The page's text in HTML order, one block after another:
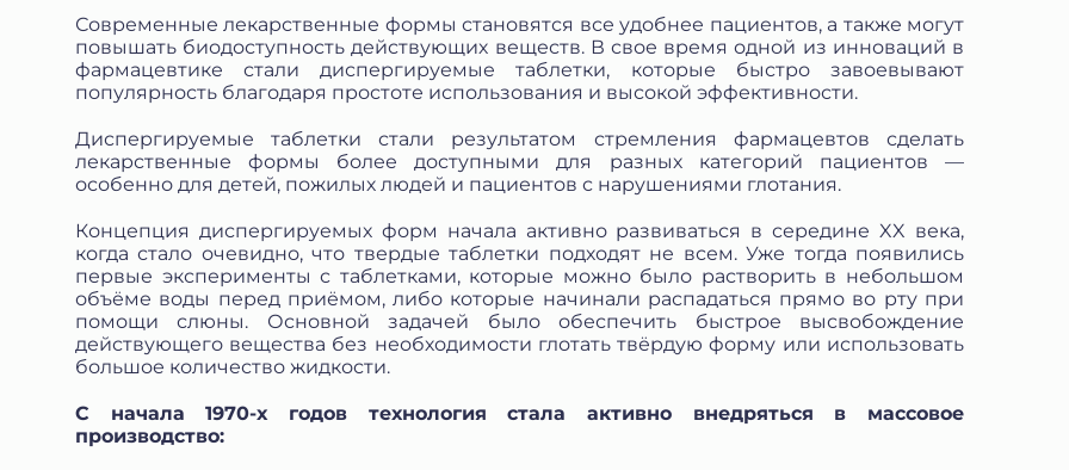
Современные лекарственные формы становятся все удобнее пациентов, а также могут
повышать биодоступность действующих веществ. В свое время одной из инноваций в
фармацевтике стали диспергируемые таблетки, которые быстро завоевывают
популярность благодаря простоте использования и высокой эффективности.
Диспергируемые таблетки стали результатом стремления фармацевтов сделать
лекарственные формы более доступными для разных категорий пациентов —
особенно для детей, пожилых людей и пациентов с нарушениями глотания.
Концепция диспергируемых форм начала активно развиваться в середине XX века,
когда стало очевидно, что твердые таблетки подходят не всем. Уже тогда появились
первые эксперименты с таблетками, которые можно было растворить в небольшом
объёме воды перед приёмом, либо которые начинали распадаться прямо во рту при
помощи слюны. Основной задачей было обеспечить быстрое высвобождение
действующего вещества без необходимости глотать твёрдую форму или использовать
большое количество жидкости.
С начала 1970-х годов технология стала активно внедряться в массовое
производство:
Защита от автоматических сообщений
Введите слово на картинке